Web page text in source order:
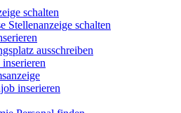
schalten
Stellenanzeige schalten
ausschreiben
inserieren